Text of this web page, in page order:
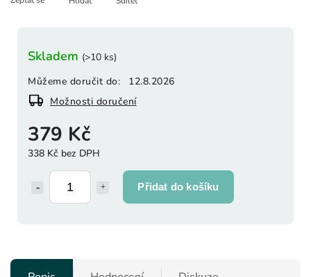
379 Kč
338 Kč bez DPH
Přidat do košíku
Skladem (>10 ks)
Můžeme doručit do:
12.8.2026
Možnosti doručení